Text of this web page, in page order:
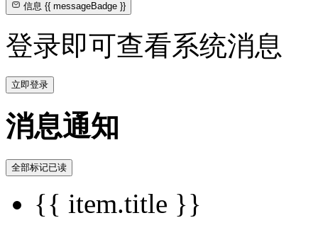
信息{{ messageBadge }}
登录即可查看系统消息
立即登录
消息通知
全部标记已读
{{ item.title }}